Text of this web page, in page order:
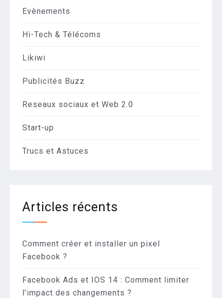
Evènements
Hi-Tech & Télécoms
Likiwi
Publicités Buzz
Reseaux sociaux et Web 2.0
Start-up
Trucs et Astuces
Articles récents
Comment créer et installer un pixel
Facebook ?
Facebook Ads et IOS 14 : Comment limiter
l’impact des changements ?